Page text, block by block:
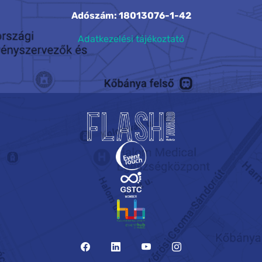
Adószám: 18013076-1-42
Adatkezelési tájékoztató